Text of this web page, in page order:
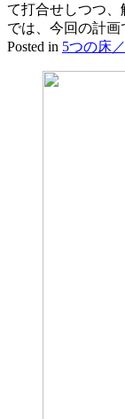
て打合せしつつ
では、今回の計画
Posted in 5つの床